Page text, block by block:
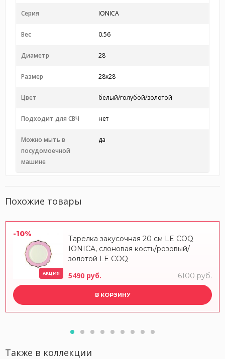
Серия IONICA
Вес 0.56
Диаметр 28
Размер 28x28
Цвет белый/голубой/золотой
Подходит для СВЧ нет
Можно мыть в
посудомоечной
машине
да
Похожие товары
-10%
АКЦИЯ
Тарелка закусочная 20 см LE COQ
IONICA, слоновая кость/розовый/
золотой LE COQ
5490 руб. 6100 руб.
В КОРЗИНУ
Также в коллекции